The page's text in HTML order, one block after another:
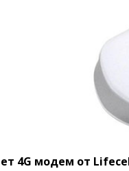
4G модем от